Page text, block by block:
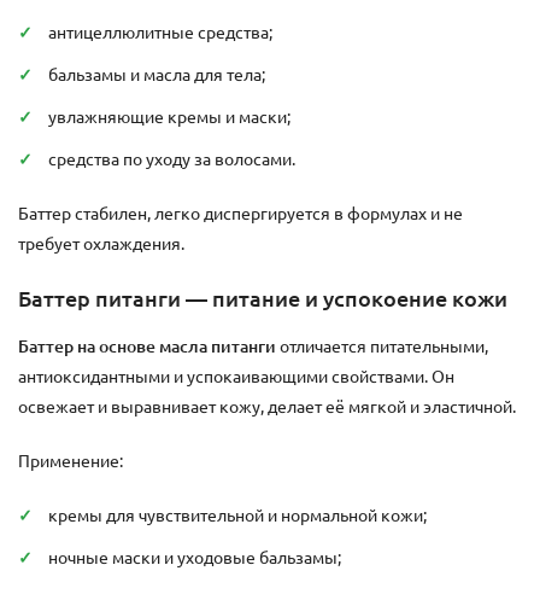
антицеллюлитные средства;
бальзамы и масла для тела;
увлажняющие кремы и маски;
средства по уходу за волосами.
Баттер стабилен, легко диспергируется в формулах и не
требует охлаждения.
Баттер питанги — питание и успокоение кожи
Баттер на основе масла питанги отличается питательными,
антиоксидантными и успокаивающими свойствами. Он
освежает и выравнивает кожу, делает её мягкой и эластичной.
Применение:
кремы для чувствительной и нормальной кожи;
ночные маски и уходовые бальзамы;